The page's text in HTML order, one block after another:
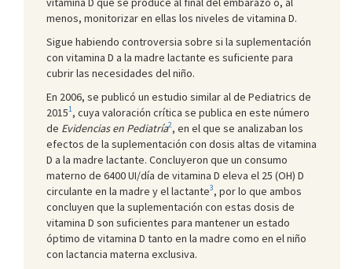
menos, monitorizar en ellas los niveles de vitamina D.
Sigue habiendo controversia sobre si la suplementación
con vitamina D a la madre lactante es suficiente para
cubrir las necesidades del niño.
En 2006, se publicó un estudio similar al de Pediatrics de
20151, cuya valoración crítica se publica en este número
de Evidencias en Pediatría2, en el que se analizaban los
efectos de la suplementación con dosis altas de vitamina
D a la madre lactante. Concluyeron que un consumo
materno de 6400 UI/día de vitamina D eleva el 25 (OH) D
circulante en la madre y el lactante3, por lo que ambos
concluyen que la suplementación con estas dosis de
vitamina D son suficientes para mantener un estado
óptimo de vitamina D tanto en la madre como en el niño
con lactancia materna exclusiva.